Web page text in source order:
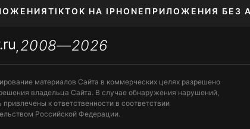
TIKTOK НА IPHONE ПРИЛОЖЕНИЯ БЕЗ
B…ПОПОЛНЕНИЕ APPLE ID
, 2008—2026
материалов Сайта в коммерческих целях разрешено
владельца Сайта. В случае обнаружения нарушений,
к ответственности в соответствии
Российской Федерации.